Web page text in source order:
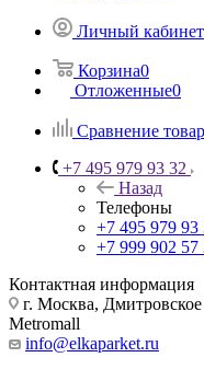
Личный кабинет
Корзина0
Отложенные0
Сравнение
+7 495 979 93 32
Назад
Телефоны
+7 495 979 93
+7 999 902 57
Контактная информация
г. Москва,
Metromall
info@elkaparket.ru